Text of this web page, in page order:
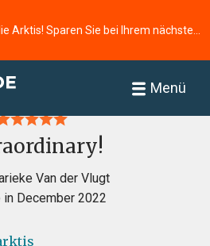
Menü
Van der Vlugt
December 2022